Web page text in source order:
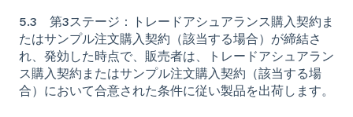
5.3 第3ステージ：トレードアシュアランス購入契約ま
たはサンプル注文購入契約（該当する場合）が締結さ
れ、発効した時点で、販売者は、トレードアシュアラン
ス購入契約またはサンプル注文購入契約（該当する場
合）において合意された条件に従い製品を出荷します。